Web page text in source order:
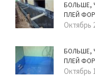
БОЛЬШЕ,
ПЛЕЙ
Октябрь
БОЛЬШЕ,
ПЛЕЙ
Октябрь